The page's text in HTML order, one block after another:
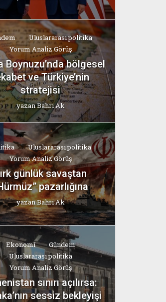
Uluslararası politika
Yorum Analiz Görüş
Boynuzu’nda bölgesel
ve Türkiye’nin
stratejisi
yazanBahri Ak
Uluslararası politika
Yorum Analiz Görüş
günlük savaştan
pazarlığına
yazanBahri Ak
Ekonomi
Gündem
Uluslararası politika
Yorum Analiz Görüş
sınırı açılırsa:
sessiz bekleyişi